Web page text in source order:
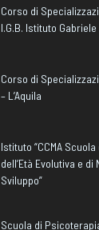
Corso di
I.G.B. Istituto
Corso di
– L’Aquila
Istituto “CCMA
dell’Età Evolutiva e
Sviluppo”
Scuola di